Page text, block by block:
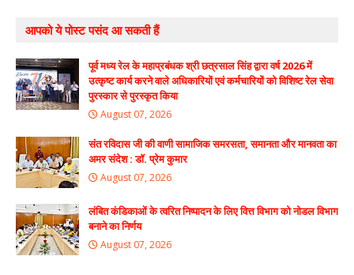
आपको ये पोस्ट पसंद आ सकती हैं
पूर्व मध्य रेल के महाप्रबंधक श्री छत्रसाल सिंह द्वारा वर्ष 2026 में
उत्कृष्ट कार्य करने वाले अधिकारियों एवं कर्मचारियों को विशिष्ट रेल सेवा
पुरस्कार से पुरस्कृत किया
August 07, 2026
संत रविदास जी की वाणी सामाजिक समरसता, समानता और मानवता का
अमर संदेश : डॉ. प्रेम कुमार
August 07, 2026
लंबित कंडिकाओं के त्वरित निष्पादन के लिए वित्त विभाग को नोडल विभाग
बनाने का निर्णय
August 07, 2026